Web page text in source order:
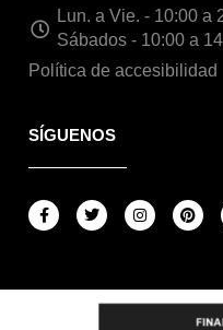
Lun. a Vie. - 10:00 a
Sábados - 10:00 a
Política de accesibilidad
SÍGUENOS
F
a
c
o
T
w
i
r
I
n
s
r
a
P
i
n
e
s